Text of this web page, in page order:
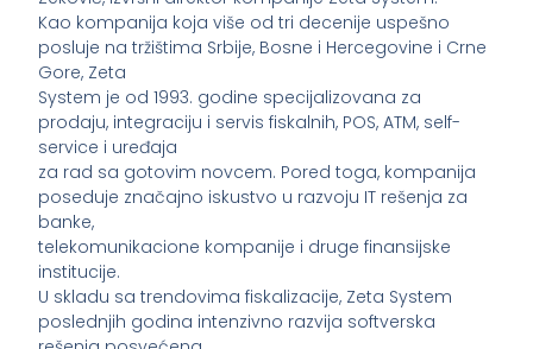
Kao kompanija koja više od tri decenije uspešno
posluje na tržištima Srbije, Bosne i Hercegovine i Crne
Gore, Zeta
System je od 1993. godine specijalizovana za
prodaju, integraciju i servis fiskalnih, POS, ATM, self-
service i uređaja
za rad sa gotovim novcem. Pored toga, kompanija
poseduje značajno iskustvo u razvoju IT rešenja za
banke,
telekomunikacione kompanije i druge finansijske
institucije.
U skladu sa trendovima fiskalizacije, Zeta System
poslednjih godina intenzivno razvija softverska